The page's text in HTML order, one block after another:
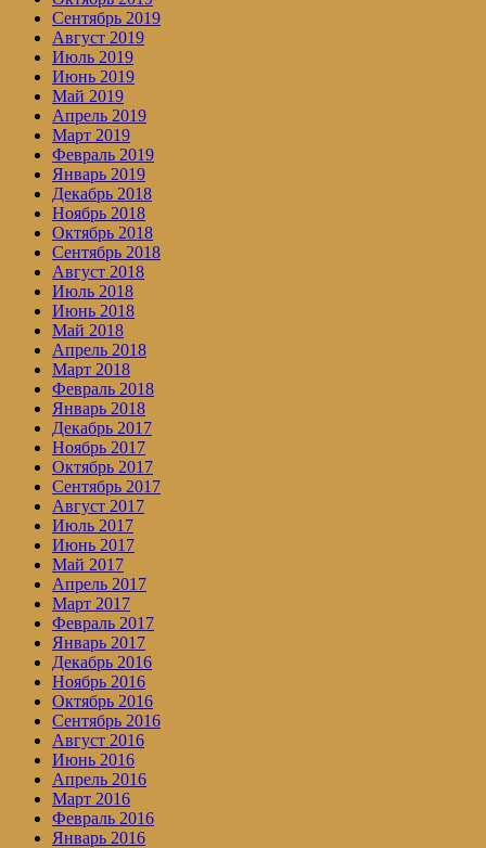
Сентябрь 2019
Август 2019
Июль 2019
Июнь 2019
Май 2019
Апрель 2019
Март 2019
Февраль 2019
Январь 2019
Декабрь 2018
Ноябрь 2018
Октябрь 2018
Сентябрь 2018
Август 2018
Июль 2018
Июнь 2018
Май 2018
Апрель 2018
Март 2018
Февраль 2018
Январь 2018
Декабрь 2017
Ноябрь 2017
Октябрь 2017
Сентябрь 2017
Август 2017
Июль 2017
Июнь 2017
Май 2017
Апрель 2017
Март 2017
Февраль 2017
Январь 2017
Декабрь 2016
Ноябрь 2016
Октябрь 2016
Сентябрь 2016
Август 2016
Июнь 2016
Апрель 2016
Март 2016
Февраль 2016
Январь 2016